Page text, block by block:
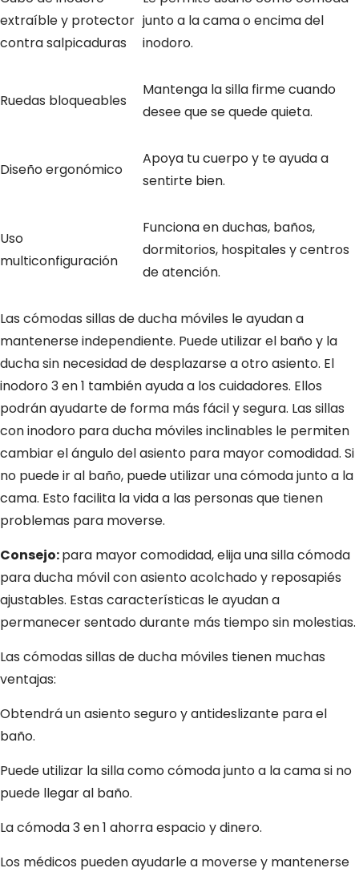
extraíble y protector
contra salpicaduras
junto a la cama o encima del
inodoro.
Ruedas bloqueables
Mantenga la silla firme cuando
desee que se quede quieta.
Diseño ergonómico
Apoya tu cuerpo y te ayuda a
sentirte bien.
Uso
multiconfiguración
Funciona en duchas, baños,
dormitorios, hospitales y centros
de atención.
Las cómodas sillas de ducha móviles le ayudan a
mantenerse independiente. Puede utilizar el baño y la
ducha sin necesidad de desplazarse a otro asiento. El
inodoro 3 en 1 también ayuda a los cuidadores. Ellos
podrán ayudarte de forma más fácil y segura. Las sillas
con inodoro para ducha móviles inclinables le permiten
cambiar el ángulo del asiento para mayor comodidad. Si
no puede ir al baño, puede utilizar una cómoda junto a la
cama. Esto facilita la vida a las personas que tienen
problemas para moverse.
Consejo:para mayor comodidad, elija una silla cómoda
para ducha móvil con asiento acolchado y reposapiés
ajustables. Estas características le ayudan a
permanecer sentado durante más tiempo sin molestias.
Las cómodas sillas de ducha móviles tienen muchas
ventajas:
Obtendrá un asiento seguro y antideslizante para el
baño.
Puede utilizar la silla como cómoda junto a la cama si no
puede llegar al baño.
La cómoda 3 en 1 ahorra espacio y dinero.
Los médicos pueden ayudarle a moverse y mantenerse